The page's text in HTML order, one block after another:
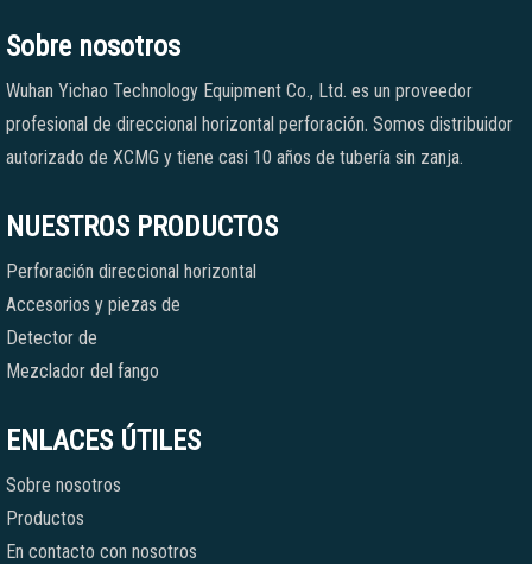
Sobre nosotros
Wuhan Yichao Technology Equipment Co., Ltd. es un proveedor
profesional de direccional horizontal perforación. Somos distribuidor
autorizado de XCMG y tiene casi 10 años de tubería sin zanja.
NUESTROS PRODUCTOS
Perforación direccional horizontal
Accesorios y piezas de
Detector de
Mezclador del fango
ENLACES ÚTILES
Sobre nosotros
Productos
En contacto con nosotros